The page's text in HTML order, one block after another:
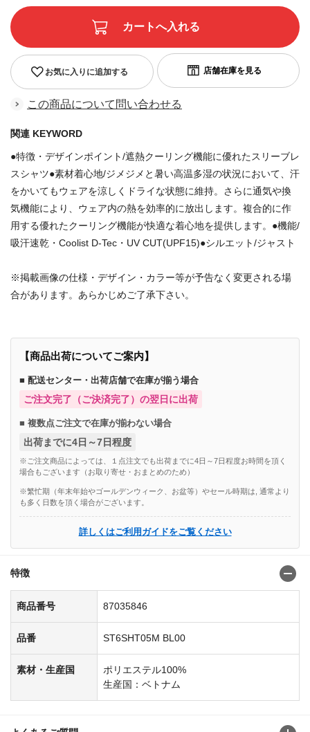
お気に入りに追加する
この商品について問い合わせる
関連 KEYWORD
●特徴・デザインポイント/遮熱クーリング機能に優れたスリーブレ
スシャツ●素材着心地/ジメジメと暑い高温多湿の状況において、汗
をかいてもウェアを涼しくドライな状態に維持。さらに通気や換
気機能により、ウェア内の熱を効率的に放出します。複合的に作
用する優れたクーリング機能が快適な着心地を提供します。●機能/
吸汗速乾・Coolist D-Tec・UV CUT(UPF15)●シルエット/ジャスト
※掲載画像の仕様・デザイン・カラー等が予告なく変更される場
合があります。あらかじめご了承下さい。
【商品出荷についてご案内】
■ 配送センター・出荷店舗で在庫が揃う場合
ご注文完了（ご決済完了）の翌日に出荷
■ 複数点ご注文で在庫が揃わない場合
出荷までに4日～7日程度
※ご注文商品によっては、１点注文でも出荷までに4日～7日程度お時間を頂く
場合もございます（お取り寄せ・おまとめのため）
※繁忙期（年末年始やゴールデンウィーク、お盆等）やセール時期は, 通常より
も多く日数を頂く場合がございます。
詳しくはご利用ガイドをご覧ください
特徴
商品番号 87035846
品番 ST6SHT05M BL00
素材・生産国
ポリエステル100%
生産国：ベトナム